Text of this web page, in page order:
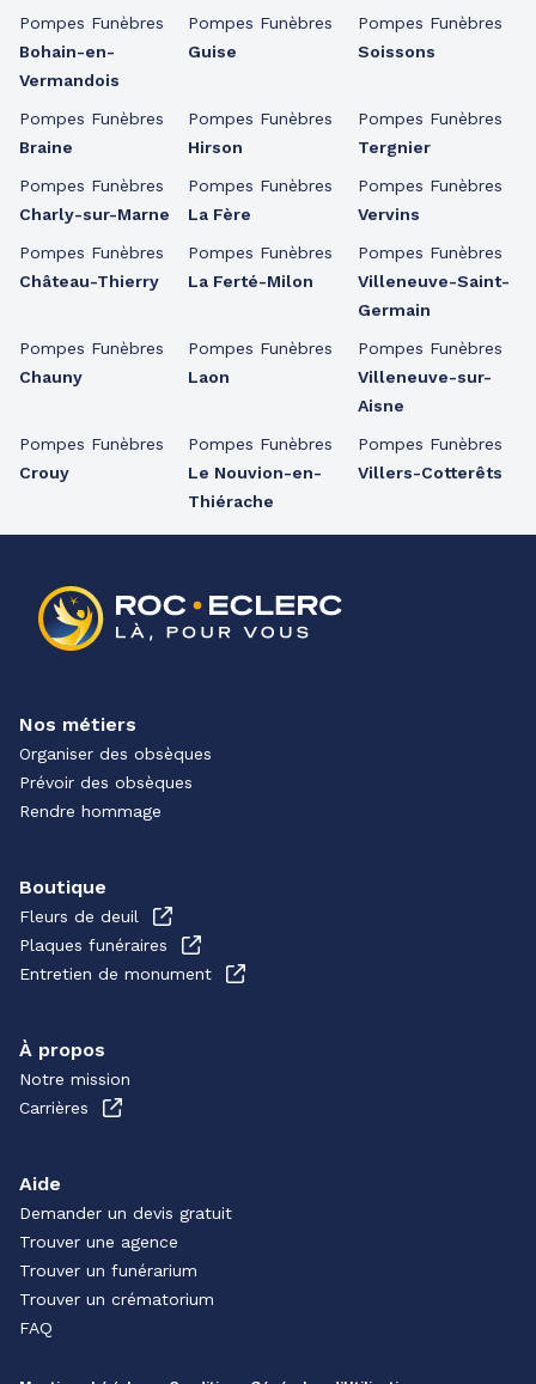
Pompes Funèbres
Bohain-en-
Vermandois
Pompes Funèbres
Braine
Pompes Funèbres
Charly-sur-Marne
Pompes Funèbres
Château-Thierry
Pompes Funèbres
Chauny
Pompes Funèbres
Crouy
Pompes Funèbres
Guise
Pompes Funèbres
Hirson
Pompes Funèbres
La Fère
Pompes Funèbres
La Ferté-Milon
Pompes Funèbres
Laon
Pompes Funèbres
Le Nouvion-en-
Thiérache
Pompes Funèbres
Soissons
Pompes Funèbres
Tergnier
Pompes Funèbres
Vervins
Pompes Funèbres
Villeneuve-Saint-
Germain
Pompes Funèbres
Villeneuve-sur-
Aisne
Pompes Funèbres
Villers-Cotterêts
Nos métiers
Organiser des obsèques
Prévoir des obsèques
Rendre hommage
Boutique
Fleurs de deuil
Plaques funéraires
Entretien de monument
À propos
Notre mission
Carrières
Aide
Demander un devis gratuit
Trouver une agence
Trouver un funérarium
Trouver un crématorium
FAQ